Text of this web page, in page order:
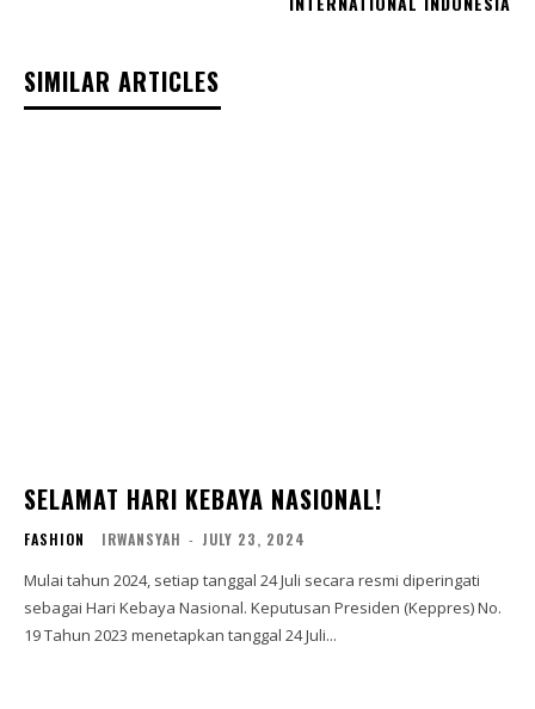
SIMILAR ARTICLES
SELAMAT HARI KEBAYA NASIONAL!
FASHION IRWANSYAH - JULY 23, 2024
Mulai tahun 2024, setiap tanggal 24 Juli secara resmi diperingati
sebagai Hari Kebaya Nasional. Keputusan Presiden (Keppres) No.
19 Tahun 2023 menetapkan tanggal 24 Juli...